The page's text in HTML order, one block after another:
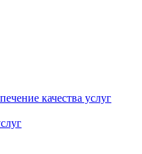
качества услуг